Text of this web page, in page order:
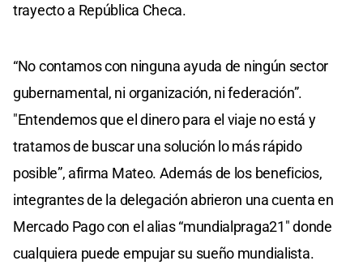
trayecto a República Checa.
“No contamos con ninguna ayuda de ningún sector
gubernamental, ni organización, ni federación”.
"Entendemos que el dinero para el viaje no está y
tratamos de buscar una solución lo más rápido
posible”, afirma Mateo. Además de los beneficios,
integrantes de la delegación abrieron una cuenta en
Mercado Pago con el alias “mundialpraga21″ donde
cualquiera puede empujar su sueño mundialista.